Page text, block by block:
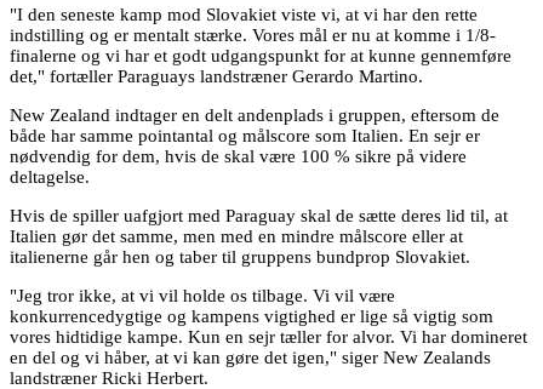
"I den seneste kamp mod Slovakiet viste vi, at vi har den rette
indstilling og er mentalt stærke. Vores mål er nu at komme i 1/8-
finalerne og vi har et godt udgangspunkt for at kunne gennemføre
det," fortæller Paraguays landstræner Gerardo Martino.
New Zealand indtager en delt andenplads i gruppen, eftersom de
både har samme pointantal og målscore som Italien. En sejr er
nødvendig for dem, hvis de skal være 100 % sikre på videre
deltagelse.
Hvis de spiller uafgjort med Paraguay skal de sætte deres lid til, at
Italien gør det samme, men med en mindre målscore eller at
italienerne går hen og taber til gruppens bundprop Slovakiet.
"Jeg tror ikke, at vi vil holde os tilbage. Vi vil være
konkurrencedygtige og kampens vigtighed er lige så vigtig som
vores hidtidige kampe. Kun en sejr tæller for alvor. Vi har domineret
en del og vi håber, at vi kan gøre det igen," siger New Zealands
landstræner Ricki Herbert.